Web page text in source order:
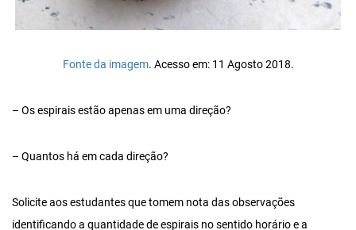
Fonte da imagem. Acesso em: 11 Agosto 2018.
– Os espirais estão apenas em uma direção?
– Quantos há em cada direção?
Solicite aos estudantes que tomem nota das observações
identificando a quantidade de espirais no sentido horário e a